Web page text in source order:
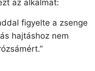
az alkalmat:
figyelte a zsenge
hajtáshoz nem